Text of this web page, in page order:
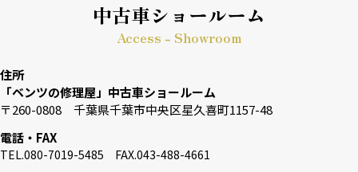
中古車ショールーム
Access - Showroom
住所
「ベンツの修理屋」中古車ショールーム
〒260-0808 千葉県千葉市中央区星久喜町1157-48
電話・FAX
TEL.080-7019-5485 FAX.043-488-4661